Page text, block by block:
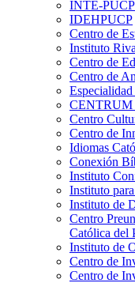
INTE-PUCP
IDEHPUCP
Centro de
Instituto
Centro de
Centro de
CENTRUM
Centro
Centro de
Idiomas
Conexión
Instituto
Instituto
Instituto de
Centro
Católica del
Instituto de
Centro de
Centro de